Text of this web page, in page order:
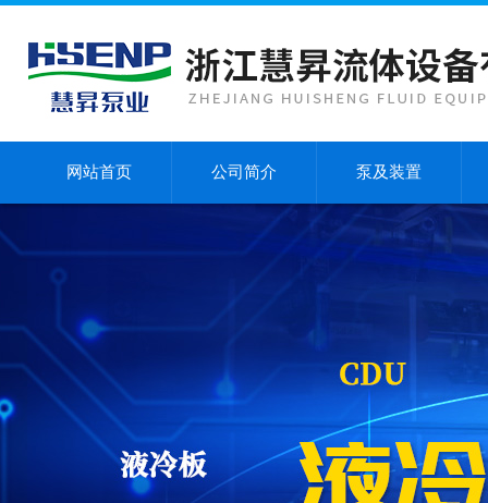
网站首页 公司简介 泵及装置